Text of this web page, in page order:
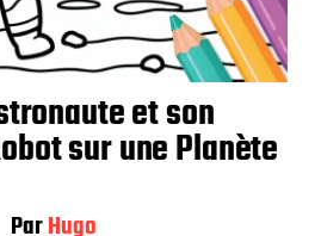
et son
sur une Planète
ParHugo